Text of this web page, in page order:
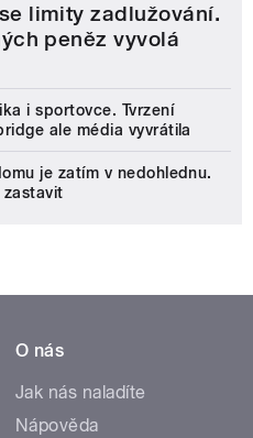
limity zadlužování.
peněz vyvolá
i sportovce. Tvrzení
ale média vyvrátila
je zatím v nedohlednu.
zastavit
O nás
Jak nás naladíte
Nápověda